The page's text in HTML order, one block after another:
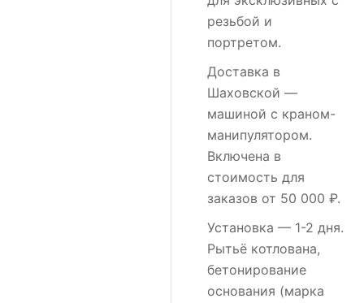
резьбой и
портретом.
Доставка в
Шаховской —
машиной с краном-
манипулятором.
Включена в
стоимость для
заказов от 50 000 ₽.
Установка — 1-2 дня.
Рытьё котлована,
бетонирование
основания (марка